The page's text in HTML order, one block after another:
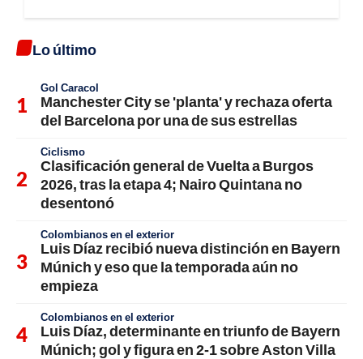
Lo último
Gol Caracol
Manchester City se 'planta' y rechaza oferta
del Barcelona por una de sus estrellas
Ciclismo
Clasificación general de Vuelta a Burgos
2026, tras la etapa 4; Nairo Quintana no
desentonó
Colombianos en el exterior
Luis Díaz recibió nueva distinción en Bayern
Múnich y eso que la temporada aún no
empieza
Colombianos en el exterior
Luis Díaz, determinante en triunfo de Bayern
Múnich; gol y figura en 2-1 sobre Aston Villa